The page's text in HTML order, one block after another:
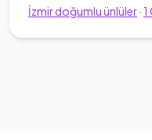
İzmirdoğumlu ünlüler· 1